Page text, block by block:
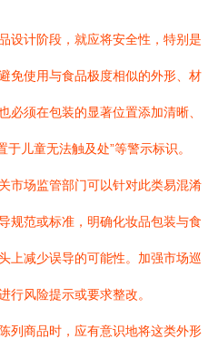
设计阶段，就应将安全性，特别是
免使用与食品极度相似的外形、材
必须在包装的显著位置添加清晰、
于儿童无法触及处”等警示标识。
关市场监管部门可以针对此类易混淆
规范或标准，明确化妆品包装与食
上减少误导的可能性。加强市场巡
行风险提示或要求整改。
列商品时，应有意识地将这类外形